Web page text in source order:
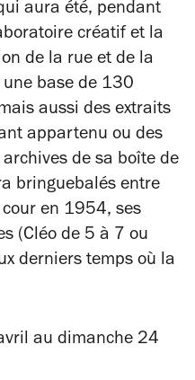
aura été, pendant
créatif et la
de la rue et de la
base de 130
aussi des extraits
appartenu ou des
de sa boîte de
bringuebalés entre
en 1954, ses
(Cléo de 5 à 7 ou
derniers temps où la
au dimanche 24